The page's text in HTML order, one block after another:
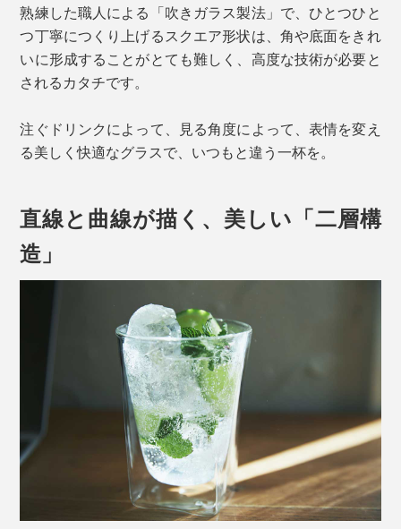
熟練した職人による「吹きガラス製法」で、ひとつひと
つ丁寧につくり上げるスクエア形状は、角や底面をきれ
いに形成することがとても難しく、高度な技術が必要と
されるカタチです。
注ぐドリンクによって、見る角度によって、表情を変え
る美しく快適なグラスで、いつもと違う一杯を。
直線と曲線が描く、美しい「二層構
造」